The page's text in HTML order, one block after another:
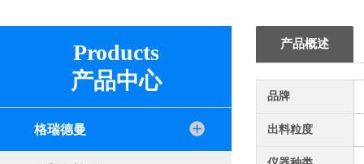
Products
产品中心
格瑞德曼
产品概述
品牌
出料粒度